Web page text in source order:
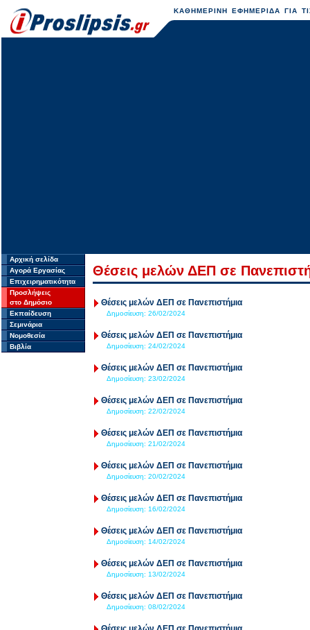
ΚΑΘΗΜΕΡΙΝΗ ΕΦΗΜΕΡΙΔΑ ΓΙΑ
Αρχική σελίδα
Αγορά Εργασίας
Επιχειρηματικότητα
Προσλήψεις
στο Δημόσιο
Εκπαίδευση
Σεμινάρια
Νομοθεσία
Βιβλία
Θέσεις μελών ΔΕΠ σε
Θέσεις μελών ΔΕΠ σε Πανεπιστήμια
Δημοσίευση: 26/02/2024
Θέσεις μελών ΔΕΠ σε Πανεπιστήμια
Δημοσίευση: 24/02/2024
Θέσεις μελών ΔΕΠ σε Πανεπιστήμια
Δημοσίευση: 23/02/2024
Θέσεις μελών ΔΕΠ σε Πανεπιστήμια
Δημοσίευση: 22/02/2024
Θέσεις μελών ΔΕΠ σε Πανεπιστήμια
Δημοσίευση: 21/02/2024
Θέσεις μελών ΔΕΠ σε Πανεπιστήμια
Δημοσίευση: 20/02/2024
Θέσεις μελών ΔΕΠ σε Πανεπιστήμια
Δημοσίευση: 16/02/2024
Θέσεις μελών ΔΕΠ σε Πανεπιστήμια
Δημοσίευση: 14/02/2024
Θέσεις μελών ΔΕΠ σε Πανεπιστήμια
Δημοσίευση: 13/02/2024
Θέσεις μελών ΔΕΠ σε Πανεπιστήμια
Δημοσίευση: 08/02/2024